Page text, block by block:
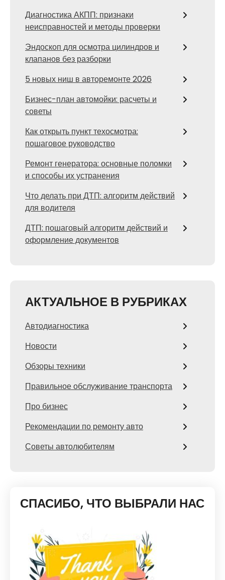
Диагностика АКПП: признаки
неисправностей и методы проверки
Эндоскоп для осмотра цилиндров и
клапанов без разборки
5 новых ниш в авторемонте 2026
Бизнес-план автомойки: расчеты и
советы
Как открыть пункт техосмотра:
пошаговое руководство
Ремонт генератора: основные поломки
и способы их устранения
Что делать при ДТП: алгоритм действий
для водителя
ДТП: пошаговый алгоритм действий и
оформление документов
АКТУАЛЬНОЕ В РУБРИКАХ
Автодиагностика
Новости
Обзоры техники
Правильное обслуживание транспорта
Про бизнес
Рекомендации по ремонту авто
Советы автолюбителям
СПАСИБО, ЧТО ВЫБРАЛИ НАС